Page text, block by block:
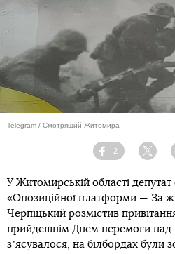
Telegram / Смотрящий Житомира
Facebook
2
У Житомирській області депутат
«Опозиційної платформи — За
Черпіцький розмістив
прийдешнім Днем перемоги над
зʼясувалося, на білбордах були